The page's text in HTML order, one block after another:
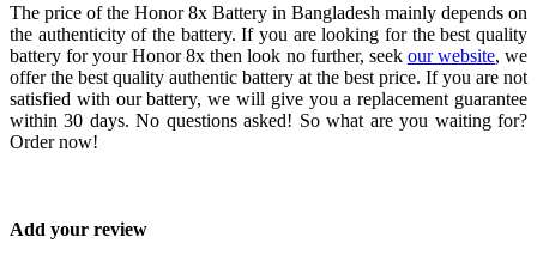
The price of the Honor 8x Battery in Bangladesh mainly depends on
the authenticity of the battery. If you are looking for the best quality
battery for your Honor 8x then look no further, seek our website, we
offer the best quality authentic battery at the best price. If you are not
satisfied with our battery, we will give you a replacement guarantee
within 30 days. No questions asked! So what are you waiting for?
Order now!
Add your review